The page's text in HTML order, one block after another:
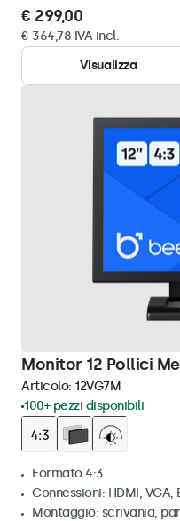
€ 299,00
€ 364,78 IVA incl.
Visualizza
Monitor 12 Pollici
Articolo: 12VG7M
100+ pezzi disponibili
Formato 4:3
Connessioni: HDMI, VGA,
Montaggio: scrivania,